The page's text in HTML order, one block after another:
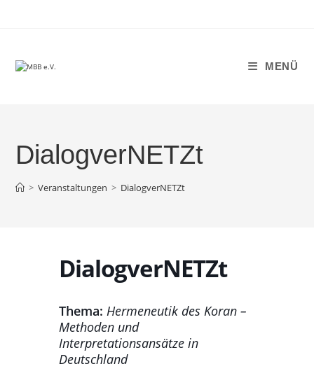
MENÜ
DialogverNETZt
> Veranstaltungen > DialogverNETZt
DialogverNETZt
Thema: Hermeneutik des Koran –
Methoden und
Interpretationsansätze in
Deutschland